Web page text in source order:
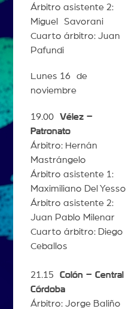
Árbitro asistente 2:
Miguel Savorani
Cuarto árbitro: Juan
Pafundi
Lunes 16 de
noviembre
19.00 Vélez –
Patronato
Árbitro: Hernán
Mastrángelo
Árbitro asistente 1:
Maximiliano Del Yesso
Árbitro asistente 2:
Juan Pablo Milenar
Cuarto árbitro: Diego
Ceballos
21.15 Colón – Central
Córdoba
Árbitro: Jorge Baliño